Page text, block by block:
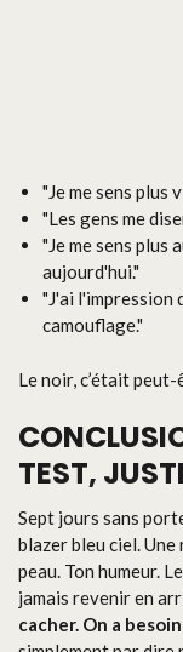
"Je me sens plus
"Les gens me
"Je me sens plus
aujourd'hui."
"J'ai l'impression
camouflage."
Le noir, c’était
TEST,
Sept jours sans
blazer bleu ciel.
peau. Ton humeur.
jamais revenir en
cacher. On a